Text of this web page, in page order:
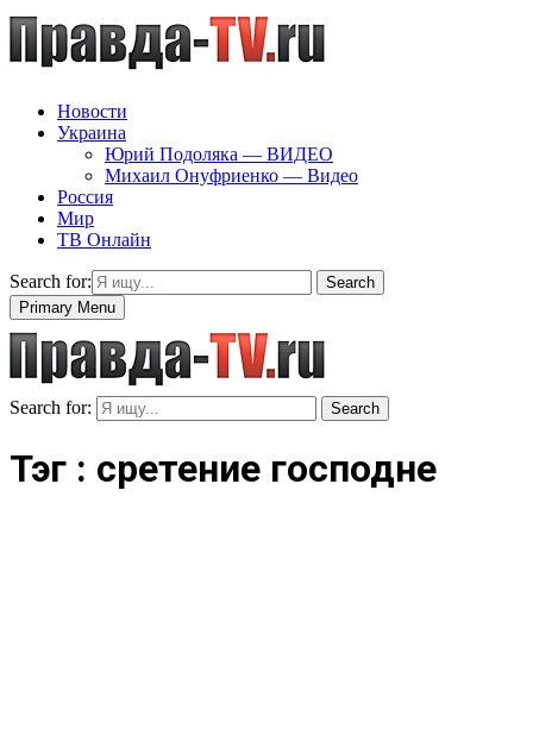
Новости
Украина
Юрий Подоляка — ВИДЕО
Михаил Онуфриенко — Видео
Россия
Мир
ТВ Онлайн
Search for:
Search
Primary Menu
Search for: Search
Тэг : сретение господне